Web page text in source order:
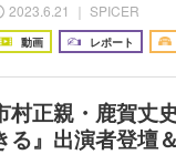
2023.6.21 ｜ SPICER
動画 レポート
村正親・鹿賀丈
る』出演者登壇